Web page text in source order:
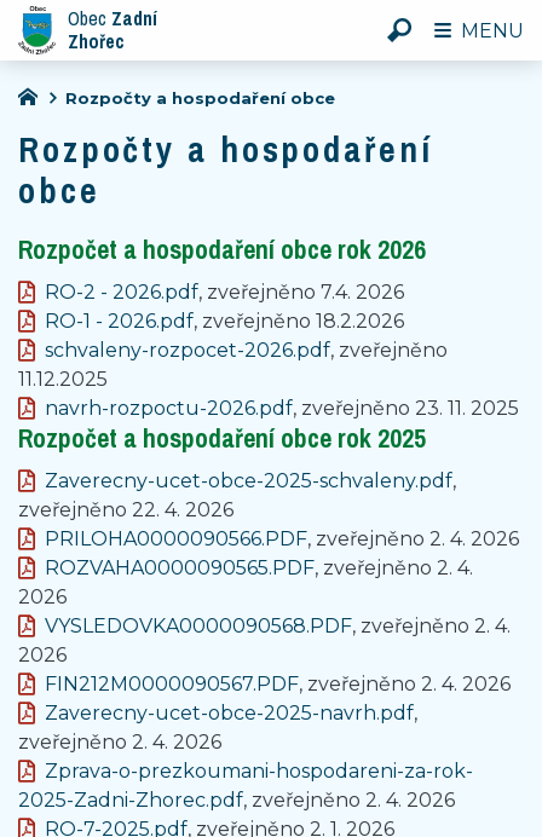
Rozpočty a hospodaření obce
Rozpočty a hospodaření
obce
Rozpočet a hospodaření obce rok 2026
RO-2 - 2026.pdf, zveřejněno 7.4. 2026
RO-1 - 2026.pdf, zveřejněno 18.2.2026
schvaleny-rozpocet-2026.pdf, zveřejněno
11.12.2025
navrh-rozpoctu-2026.pdf, zveřejněno 23. 11. 2025
Rozpočet a hospodaření obce rok 2025
Zaverecny-ucet-obce-2025-schvaleny.pdf,
zveřejněno 22. 4. 2026
PRILOHA0000090566.PDF, zveřejněno 2. 4. 2026
ROZVAHA0000090565.PDF, zveřejněno 2. 4.
2026
VYSLEDOVKA0000090568.PDF, zveřejněno 2. 4.
2026
FIN212M0000090567.PDF, zveřejněno 2. 4. 2026
Zaverecny-ucet-obce-2025-navrh.pdf,
zveřejněno 2. 4. 2026
Zprava-o-prezkoumani-hospodareni-za-rok-
2025-Zadni-Zhorec.pdf, zveřejněno 2. 4. 2026
RO-7-2025.pdf, zveřejněno 2. 1. 2026
Obec Zadní
Zhořec
MENU